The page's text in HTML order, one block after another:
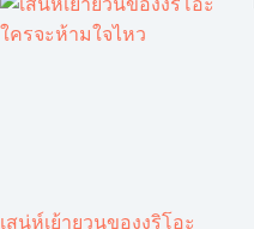
เสน่ห์เย้ายวนของงริโอะ